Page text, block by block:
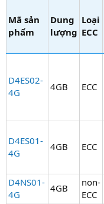
Mã sản
phẩm​
Dung
lượng​
Loại
ECC​
D4ES02-
4G
4GB ECC
D4ES01-
4G
4GB ECC
D4NS01-
4G
4GB
non-
ECC